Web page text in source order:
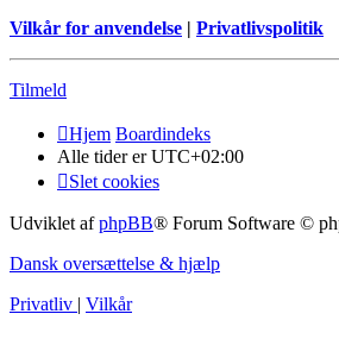
Vilkår for anvendelse | Privatlivspolitik
Tilmeld
Hjem Boardindeks
Alle tider erUTC+02:00
Slet cookies
Udviklet afphpBB® Forum Software ©
Dansk oversættelse & hjælp
Privatliv | Vilkår